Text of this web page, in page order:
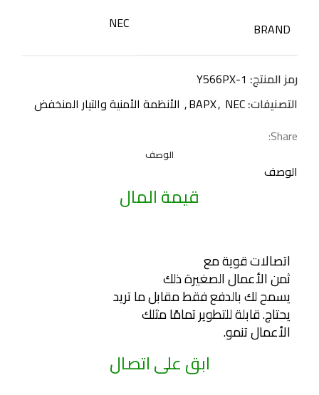
BRAND
NEC
رمز المنتج: Y566PX-1
التصنيفات:
BAPX, NEC
, الأنظمة الأمنية والتيار المنخفض
Share:
الوصف
الوصف
قيمة المال
اتصالات قوية مع
ثمن الأعمال الصغيرة ذلك
يسمح لك بالدفع فقط مقابل ما تريد
يحتاج. قابلة للتطوير تمامًا مثلك
الأعمال تنمو.
ابق على اتصال